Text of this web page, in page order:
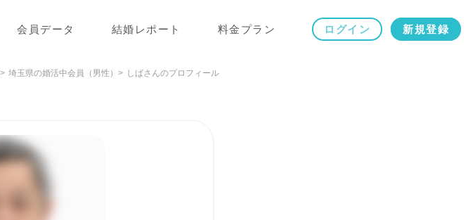
会員データ 結婚レポート 料金プラン ログイン 新規登録
埼玉県の婚活中会員（男性） しばさんのプロフィール